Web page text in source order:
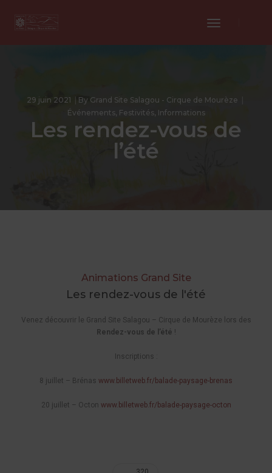
Toggle
29 juin 2021 By Grand Site Salagou - Cirque de Mourèze
Événements, Festivités, Informations
Les rendez-vous de
l’été
Animations Grand Site
Les rendez-vous de l'été
Venez découvrir le Grand Site Salagou – Cirque de Mourèze lors des
Rendez-vous de l’été !
Inscriptions :
8 juillet – Brénas www.billetweb.fr/balade-paysage-brenas
20 juillet – Octon www.billetweb.fr/balade-paysage-octon